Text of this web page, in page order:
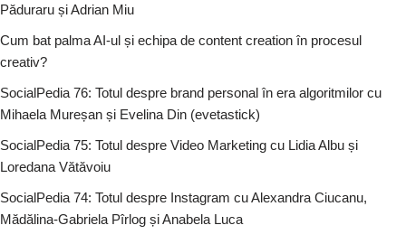
Păduraru și Adrian Miu
Cum bat palma AI-ul și echipa de content creation în procesul
creativ?
SocialPedia 76: Totul despre brand personal în era algoritmilor cu
Mihaela Mureșan și Evelina Din (evetastick)
SocialPedia 75: Totul despre Video Marketing cu Lidia Albu și
Loredana Vătăvoiu
SocialPedia 74: Totul despre Instagram cu Alexandra Ciucanu,
Mădălina-Gabriela Pîrlog și Anabela Luca